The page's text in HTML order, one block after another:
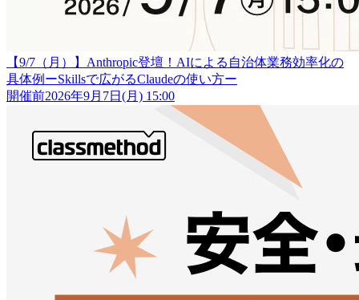
【9/7（月）】Anthropic登壇！AIによる自治体業務効率化の
具体例ーSkillsで広がるClaudeの使い方ー
開催前2026年9月7日(月) 15:00